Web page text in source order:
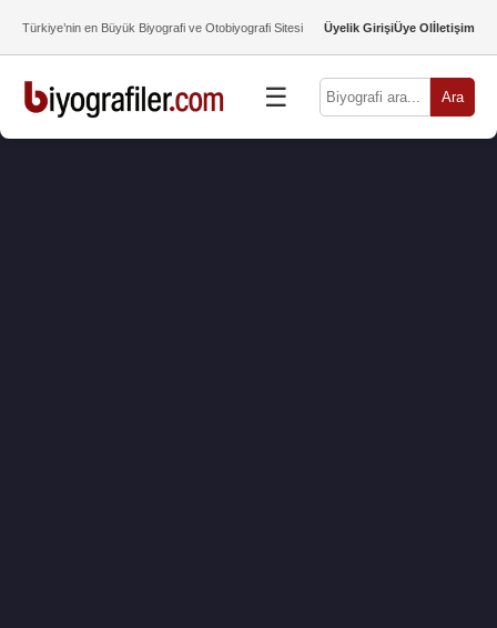
Türkiye’nin en Büyük Biyografi ve Otobiyografi Sitesi Üyelik GirişiÜye Olİletişim
☰ Ara